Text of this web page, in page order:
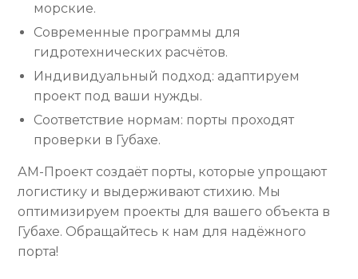
морские.
Современные программы для
гидротехнических расчётов.
Индивидуальный подход: адаптируем
проект под ваши нужды.
Соответствие нормам: порты проходят
проверки в Губахе.
АМ-Проект создаёт порты, которые упрощают
логистику и выдерживают стихию. Мы
оптимизируем проекты для вашего объекта в
Губахе. Обращайтесь к нам для надёжного
порта!